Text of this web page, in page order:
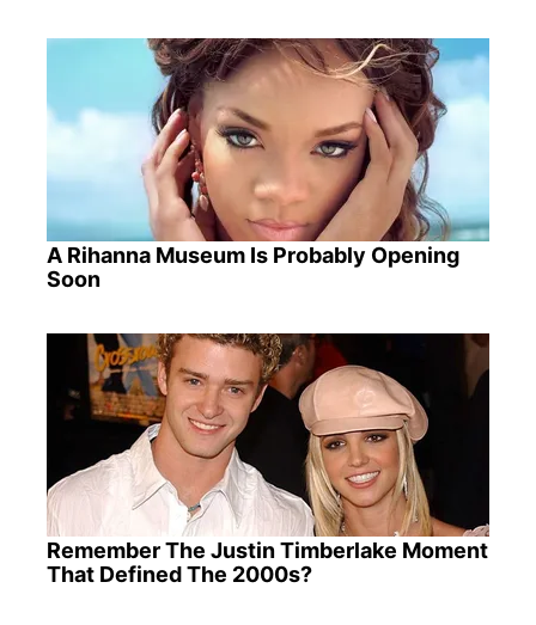
A Rihanna Museum Is Probably Opening
Soon
Remember The Justin Timberlake Moment
That Defined The 2000s?